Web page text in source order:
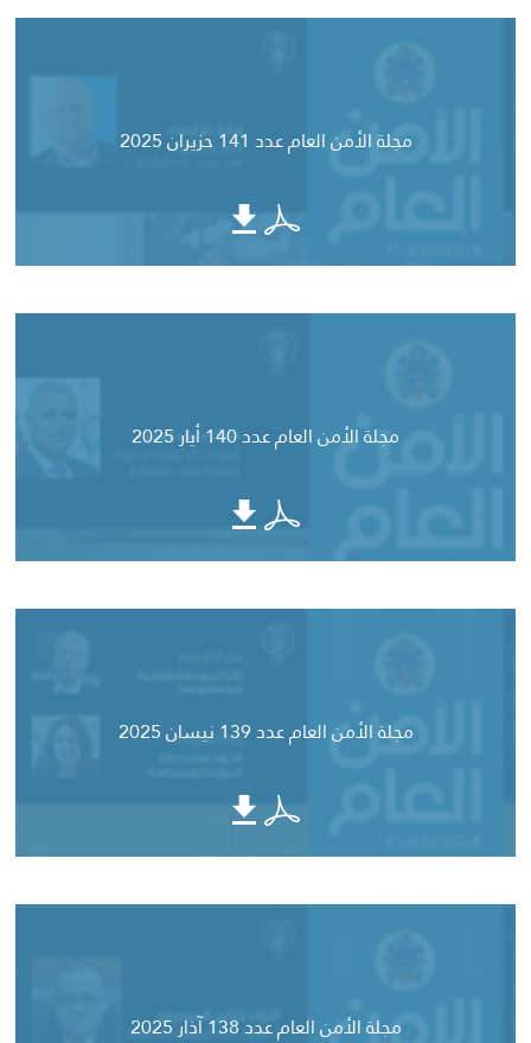
مجلة الأمن العام عدد 141 حزيران 2025
مجلة الأمن العام عدد 140 أيار 2025
مجلة الأمن العام عدد 139 نيسان 2025
مجلة الأمن العام عدد 138 آذار 2025